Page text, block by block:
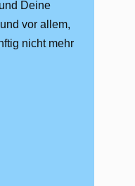
Deine
vor allem,
nicht mehr